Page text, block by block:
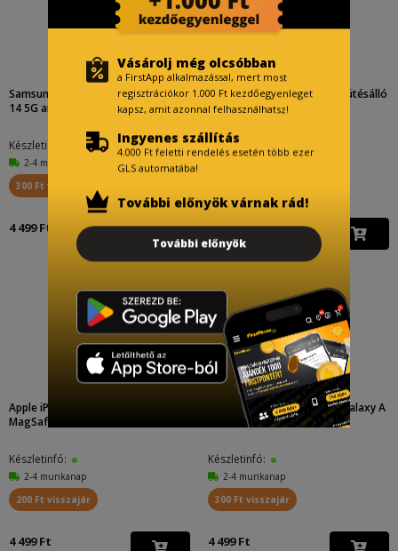
Samsung Galaxy A14 4G / Galaxy A
14 5G armor anti s...
Készletinfó:
2-4 munkanap
300 Ft visszajár
4 499 Ft
Apple iPhone 15 Pro armor ütésálló
hátlap tok (Fek...
Készletinfó:
3 499 Ft
Apple iPhone 16 Pro Max Anti shock
MagSafe 1,5mm h...
Készletinfó:
2-4 munkanap
200 Ft visszajár
4 499 Ft
Samsung Galaxy A15 4G / Galaxy A
15 5G armor anti s...
Készletinfó:
2-4 munkanap
300 Ft visszajár
4 499 Ft
Vásárolj még olcsóbban
a FirstApp alkalmazással, mert most
regisztrációkor 1.000 Ft kezdőegyenleget
kapsz, amit azonnal felhasználhatsz!
Ingyenes szállítás
4.000 Ft feletti rendelés esetén több ezer
GLS automatába!
További előnyök várnak rád!
További előnyök